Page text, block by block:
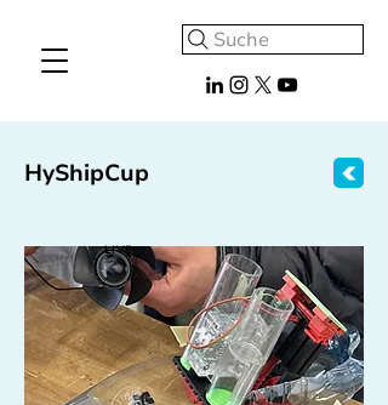
Suche
HyShipCup
LIVE